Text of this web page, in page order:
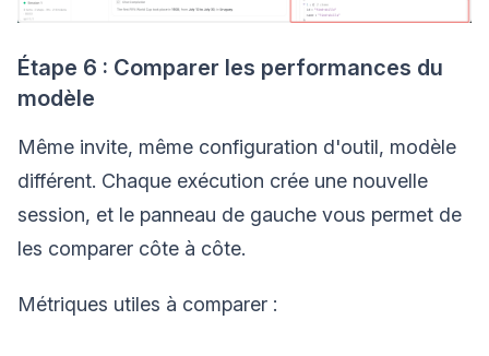
Étape 6 : Comparer les performances du
modèle
Même invite, même configuration d'outil, modèle
différent. Chaque exécution crée une nouvelle
session, et le panneau de gauche vous permet de
les comparer côte à côte.
Métriques utiles à comparer :